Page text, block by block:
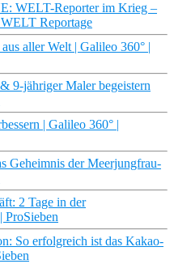
WELT-Reporter im Krieg –
Reportage
aller Welt | Galileo 360° |
9-jähriger Maler begeistern
| Galileo 360° |
Geheimnis der Meerjungfrau-
2 Tage in der
ProSieben
So erfolgreich ist das Kakao-